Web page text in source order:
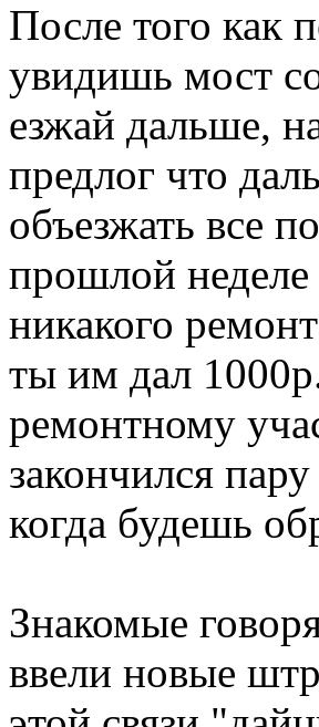
После того как
увидишь мост
езжай дальше,
предлог что
объезжать все
прошлой
никакого
ты им дал
ремонтному
закончился
когда будешь
Знакомые
ввели новые